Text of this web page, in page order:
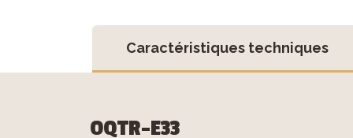
Caractéristiques techniques
OQTR-E33